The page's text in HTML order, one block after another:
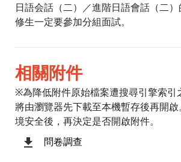
日語会話（二）／進階日語會話（二
修生一定要參加分組面試。
相關附件
※為降低附件原始檔案遭搜尋引擎索引
將由瀏覽器先下載至本機暫存後再開
境安全後，再決定是否開啟附件。
問卷調查